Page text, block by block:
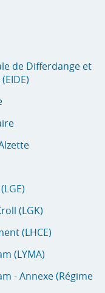
de Differdange et
(LGK)
(LHCE)
(LYMA)
- Annexe (Régime